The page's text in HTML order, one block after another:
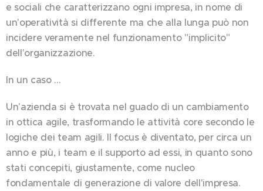
e sociali che caratterizzano ogni impresa, in nome di
un'operatività si differente ma che alla lunga può non
incidere veramente nel funzionamento "implicito"
dell'organizzazione.
In un caso …
Un'azienda si è trovata nel guado di un cambiamento
in ottica agile, trasformando le attività core secondo le
logiche dei team agili. Il focus è diventato, per circa un
anno e più, i team e il supporto ad essi, in quanto sono
stati concepiti, giustamente, come nucleo
fondamentale di generazione di valore dell'impresa.